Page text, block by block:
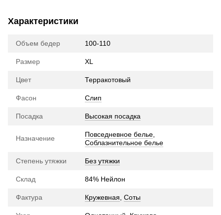
Характеристики
Объем бедер 100-110
Размер XL
Цвет Терракотовый
Фасон Слип
Посадка Высокая посадка
Назначение Повседневное белье
Соблазнительное белье
Степень утяжки Без утяжки
Склад 84% Нейлон
Фактура Кружевная Соты